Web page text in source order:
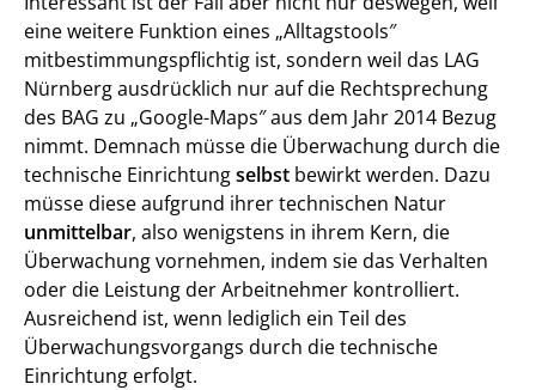
eine weitere Funktion eines „Alltagstools″
mitbestimmungspflichtig ist, sondern weil das LAG
Nürnberg ausdrücklich nur auf die Rechtsprechung
des BAG zu „Google-Maps″ aus dem Jahr 2014 Bezug
nimmt. Demnach müsse die Überwachung durch die
technische Einrichtungselbst bewirkt werden. Dazu
müsse diese aufgrund ihrer technischen Natur
unmittelbar, also wenigstens in ihrem Kern, die
Überwachung vornehmen, indem sie das Verhalten
oder die Leistung der Arbeitnehmer kontrolliert.
Ausreichend ist, wenn lediglich ein Teil des
Überwachungsvorgangs durch die technische
Einrichtung erfolgt.